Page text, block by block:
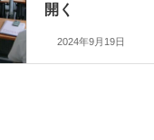
開く
2024年9月19日